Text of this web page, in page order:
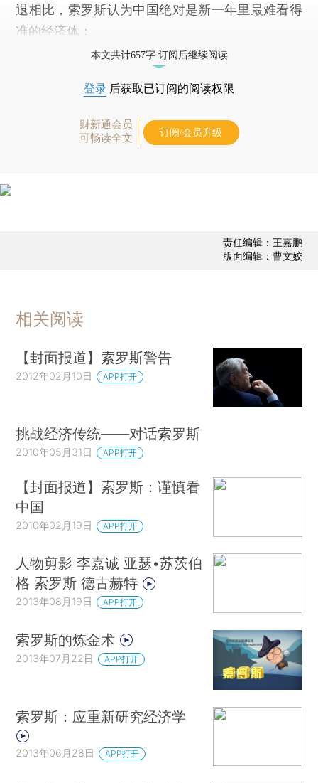
退相比，索罗斯认为中国绝对是新一年里最难看得
准的经济体：
本文共计657字 订阅后继续阅读
登录 后获取已订阅的阅读权限
财新通会员
可畅读全文
订阅/会员升级
责任编辑：王嘉鹏
版面编辑：曹文姣
相关阅读
【封面报道】索罗斯警告
2012年02月10日 APP打开
挑战经济传统——对话索罗斯
2010年05月31日 APP打开
【封面报道】索罗斯：谨慎看
中国
2010年02月19日 APP打开
人物剪影 李嘉诚 亚瑟•苏茨伯
格 索罗斯 德古赫特
2013年08月19日 APP打开
索罗斯的炼金术
2013年07月22日 APP打开
索罗斯：应重新研究经济学
2013年06月28日 APP打开